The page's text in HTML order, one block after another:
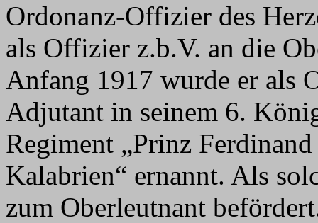
Ordonanz-Offizier des
als Offizier z.b.V. an die
Anfang 1917 wurde er als
Adjutant in seinem 6.
Regiment „Prinz
Kalabrien“ ernannt. Als
zum Oberleutnant